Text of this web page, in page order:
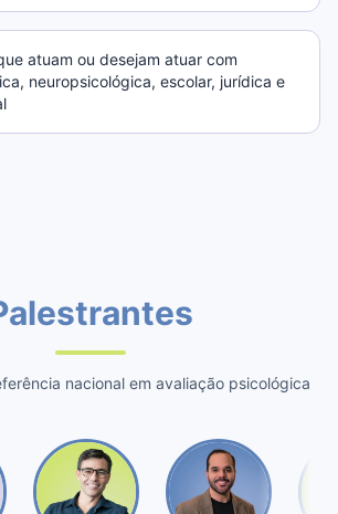
atuam ou desejam atuar com
neuropsicológica, escolar, jurídica e
nacional em avaliação psicológica